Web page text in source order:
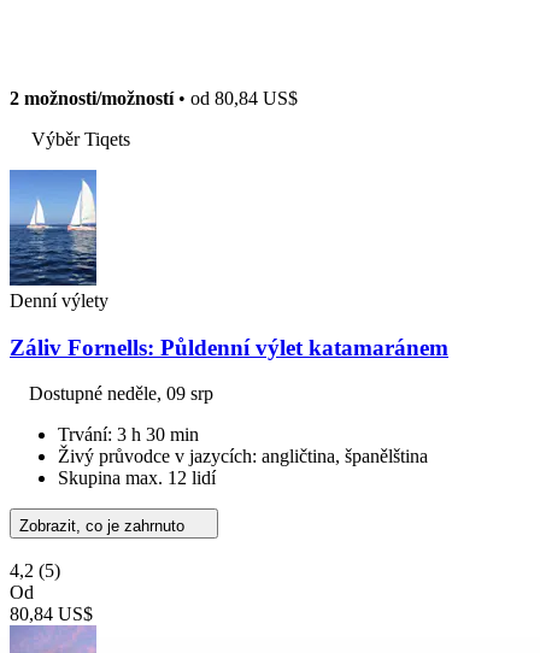
2 možnosti/možností• od 80,84 US$
Výběr Tiqets
Denní výlety
Záliv Fornells: Půldenní výlet katamaránem
Dostupné neděle, 09 srp
Trvání: 3 h 30 min
Živý průvodce v jazycích: angličtina, španělština
Skupina max. 12 lidí
Zobrazit, co je zahrnuto
4,2 (5)
Od
80,84 US$